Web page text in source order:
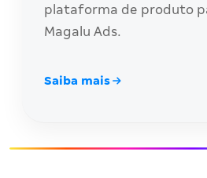
plataforma de produto
Magalu Ads.
Saiba mais